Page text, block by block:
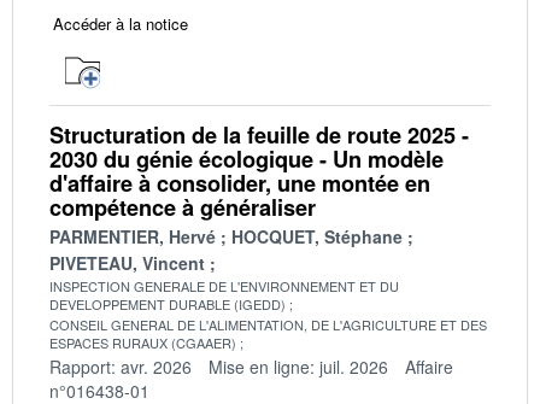
Accéder à la notice
Structuration de la feuille de route 2025 -
2030 du génie écologique - Un modèle
d'affaire à consolider, une montée en
compétence à généraliser
PARMENTIER, Hervé
HOCQUET, Stéphane
PIVETEAU, Vincent
INSPECTION GENERALE DE L'ENVIRONNEMENT ET DU
DEVELOPPEMENT DURABLE (IGEDD)
CONSEIL GENERAL DE L'ALIMENTATION, DE L'AGRICULTURE ET DES
ESPACES RURAUX (CGAAER)
Rapport: avr. 2026 Mise en ligne: juil. 2026
Affaire
n°016438-01